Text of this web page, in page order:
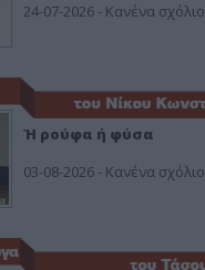
24-07-2026 - Κανένα σχόλιο
Ή ρούφα ή φύσα
03-08-2026 - Κανένα σχόλιο